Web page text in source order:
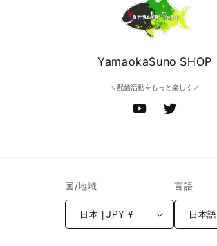
YamaokaSuno SHOP
＼配信活動をもっと楽しく／
YouTubeTwitter
国/地域
日本 | JPY ¥
言語
日本語